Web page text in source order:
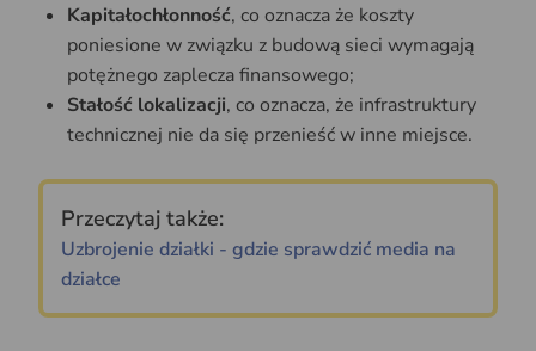
Kapitałochłonność, co oznacza że koszty
poniesione w związku z budową sieci wymagają
potężnego zaplecza finansowego;
Stałość lokalizacji, co oznacza, że infrastruktury
technicznej nie da się przenieść w inne miejsce.
Przeczytaj także:
Uzbrojenie działki - gdzie sprawdzić media na
działce